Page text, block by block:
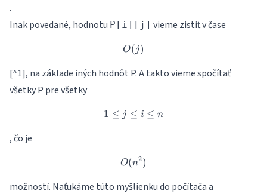
.
Inak povedané, hodnotu P[i][j] vieme zistiť v čase
O(j)
O( j)
[^1], na základe iných hodnôt P. A takto vieme spočítať
všetky P pre všetky
1\leq j\leq i\leq n
1 ≤ j ≤ i ≤ n
, čo je
O(n^2)
O(n2)
možností. Naťukáme túto myšlienku do počítača a